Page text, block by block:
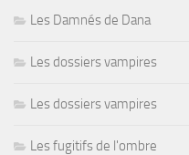
Les Damnés de Dana
Les dossiers vampires
Les dossiers vampires
Les fugitifs de l'ombre